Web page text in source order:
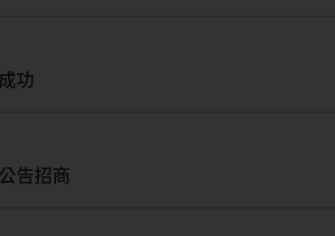
功
市更新公告招商